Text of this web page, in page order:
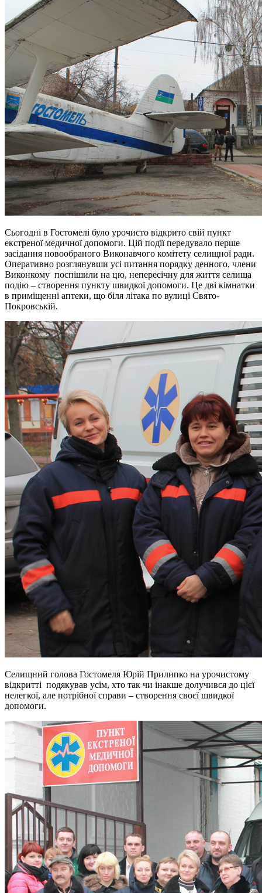
Сьогодні в Гостомелі було урочисто відкрито свій пункт
екстреної медичної допомоги. Цій події передувало перше
засідання новообраного Виконавчого комітету селищної ради.
Оперативно розглянувши усі питання порядку денного, члени
Виконкому поспішили на цю, непересічну для життя селища
подію – створення пункту швидкої допомоги. Це дві кімнатки
в приміщенні аптеки, що біля літака по вулиці Свято-
Покровській.
Селищний голова Гостомеля Юрій Прилипко на урочистому
відкритті подякував усім, хто так чи інакше долучився до цієї
нелегкої, але потрібної справи – створення своєї швидкої
допомоги.